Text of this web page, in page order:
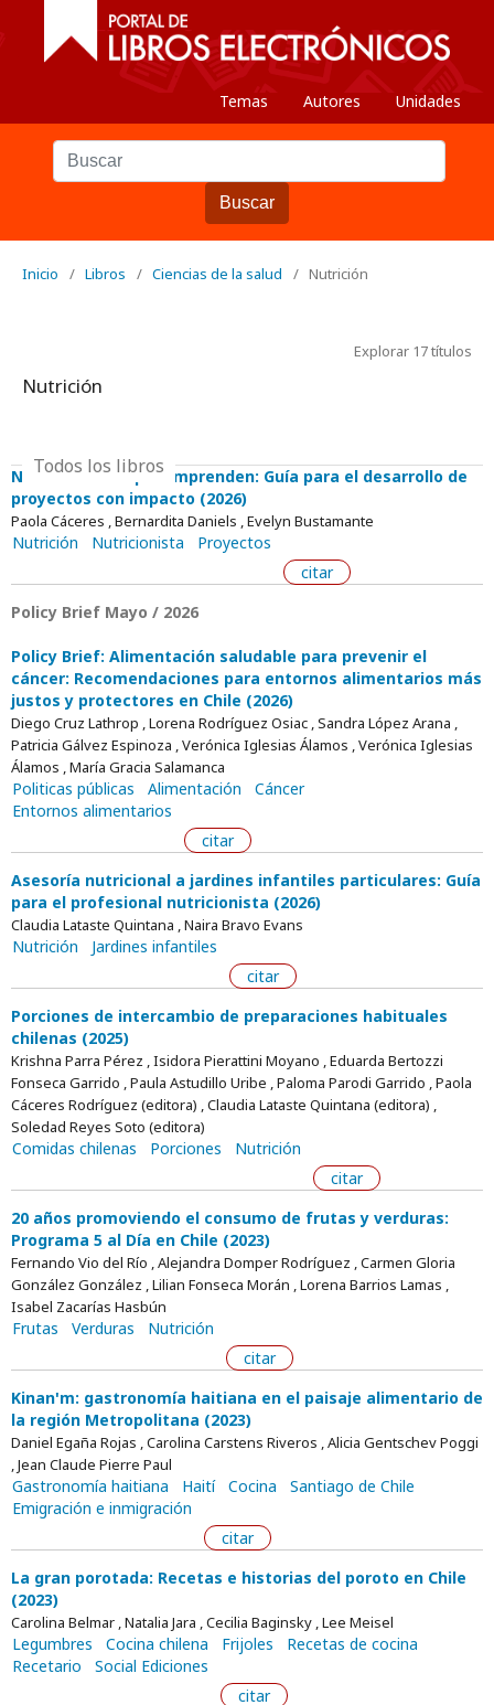
Temas Autores Unidades
Buscar
Inicio / Libros / Ciencias de la salud / Nutrición
Explorar 17 títulos
Nutrición
Todos los libros
Nutricionistas que emprenden: Guía para el desarrollo de
proyectos con impacto (2026)
Paola Cáceres , Bernardita Daniels , Evelyn Bustamante
Nutrición Nutricionista
Proyectos
citar
Policy Brief Mayo / 2026
Policy Brief: Alimentación saludable para prevenir el
cáncer: Recomendaciones para entornos alimentarios más
justos y protectores en Chile (2026)
Diego Cruz Lathrop , Lorena Rodríguez Osiac , Sandra López Arana ,
Patricia Gálvez Espinoza , Verónica Iglesias Álamos , Verónica Iglesias
Álamos , María Gracia Salamanca
Politicas públicas Alimentación
Cáncer
Entornos alimentarios
citar
Asesoría nutricional a jardines infantiles particulares: Guía
para el profesional nutricionista (2026)
Claudia Lataste Quintana , Naira Bravo Evans
Nutrición
Jardines infantiles
citar
Porciones de intercambio de preparaciones habituales
chilenas (2025)
Krishna Parra Pérez , Isidora Pierattini Moyano , Eduarda Bertozzi
Fonseca Garrido , Paula Astudillo Uribe , Paloma Parodi Garrido , Paola
Cáceres Rodríguez (editora) , Claudia Lataste Quintana (editora) ,
Soledad Reyes Soto (editora)
Comidas chilenas Porciones
Nutrición
citar
20 años promoviendo el consumo de frutas y verduras:
Programa 5 al Día en Chile (2023)
Fernando Vio del Río , Alejandra Domper Rodríguez , Carmen Gloria
González González , Lilian Fonseca Morán , Lorena Barrios Lamas ,
Isabel Zacarías Hasbún
Frutas Verduras
Nutrición
citar
Kinan'm: gastronomía haitiana en el paisaje alimentario de
la región Metropolitana (2023)
Daniel Egaña Rojas , Carolina Carstens Riveros , Alicia Gentschev Poggi
, Jean Claude Pierre Paul
Gastronomía haitiana Haití Cocina
Santiago de Chile
Emigración e inmigración
citar
La gran porotada: Recetas e historias del poroto en Chile
(2023)
Carolina Belmar , Natalia Jara , Cecilia Baginsky , Lee Meisel
Legumbres Cocina chilena Frijoles
Recetas de cocina
Recetario
Social Ediciones
citar